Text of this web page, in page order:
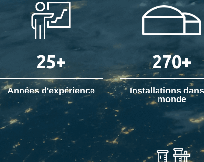
25+
Années d'expérience
270+
Installations
monde